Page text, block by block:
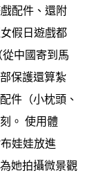
配件、還附
假日遊戲都
中國寄到馬
保護還算紮
件（小枕頭、
。 使用體
娃娃放進
她拍攝微景觀